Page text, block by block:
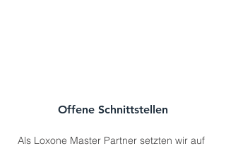
Offene Schnittstellen
Als Loxone Master Partner setzten wir auf